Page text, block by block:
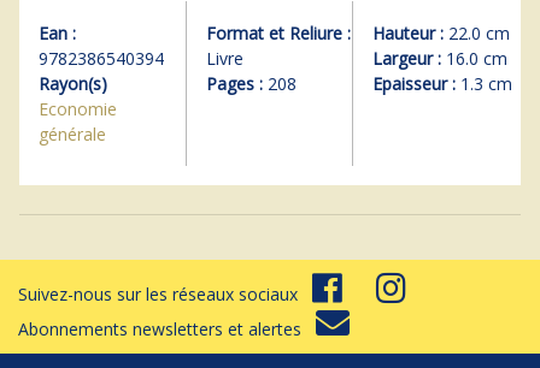
Ean :
9782386540394
Rayon(s)
Economie
générale
Format et Reliure :
Livre
Pages :208
Hauteur : 22.0 cm
Largeur : 16.0 cm
Epaisseur : 1.3 cm
Suivez-nous sur les réseaux sociaux
Abonnements newsletters et alertes